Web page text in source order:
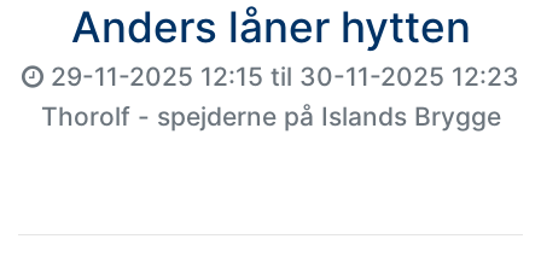
Anders låner hytten
29-11-2025 12:15 til 30-11-2025 12:23
Thorolf - spejderne på Islands Brygge